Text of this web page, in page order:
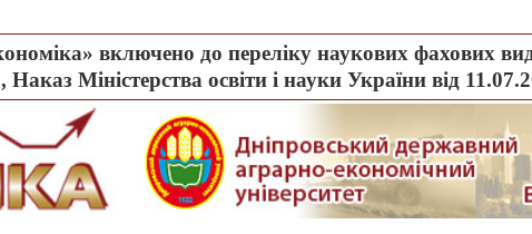
включено до переліку наукових фахових
Наказ Міністерства освіти і науки України від